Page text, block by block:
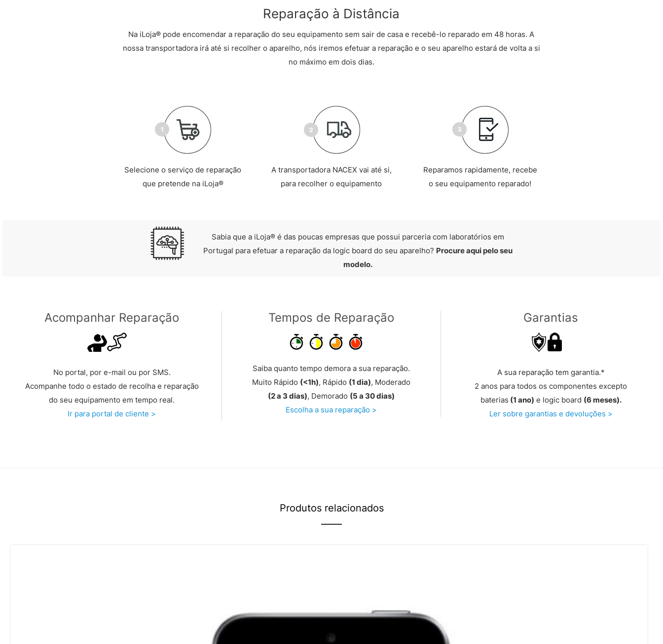
Reparação à Distância
Na iLoja® pode encomendar a reparação do seu equipamento sem sair de casa e recebê-lo reparado em 48 horas. A
nossa transportadora irá até si recolher o aparelho, nós iremos efetuar a reparação e o seu aparelho estará de volta a si
no máximo em dois dias.
Selecione o serviço de reparação
que pretende na iLoja®
A transportadora NACEX vai até si,
para recolher o equipamento
Reparamos rapidamente, recebe
o seu equipamento reparado!
Sabia que a iLoja® é das poucas empresas que possui parceria com laboratórios em
Portugal para efetuar a reparação da logic board do seu aparelho? Procure aqui pelo seu
modelo.
Acompanhar Reparação
No portal, por e-mail ou por SMS.
Acompanhe todo o estado de recolha e reparação
do seu equipamento em tempo real.
Ir para portal de cliente >
Tempos de Reparação
Saiba quanto tempo demora a sua reparação.
Muito Rápido (<1h), Rápido (1 dia), Moderado
(2 a 3 dias), Demorado (5 a 30 dias)
Escolha a sua reparação >
Garantias
A sua reparação tem garantia.*
2 anos para todos os componentes excepto
baterias (1 ano) e logic board (6 meses).
Ler sobre garantias e devoluções >
Produtos relacionados